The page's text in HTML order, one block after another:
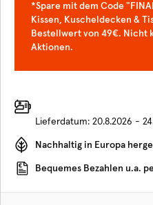
*Spare mit dem Code
Kissen, Kuscheldecken &
Bestellwert von 49€. Nicht
Aktionen.
Lieferdatum: 20.8.2026 -
Nachhaltig in Europa
Bequemes Bezahlen u.a.